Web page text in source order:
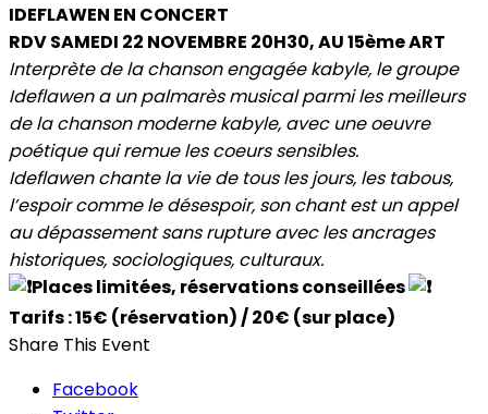
IDEFLAWEN EN CONCERT
RDV SAMEDI 22 NOVEMBRE 20H30, AU 15ème ART
Interprète de la chanson engagée kabyle, le groupe
Ideflawen a un palmarès musical parmi les meilleurs
de la chanson moderne kabyle, avec une oeuvre
poétique qui remue les coeurs sensibles.
Ideflawen chante la vie de tous les jours, les tabous,
l’espoir comme le désespoir, son chant est un appel
au dépassement sans rupture avec les ancrages
historiques, sociologiques, culturaux.
Places limitées, réservations conseillées
Tarifs : 15€ (réservation) / 20€ (sur place)
Share This Event
Facebook